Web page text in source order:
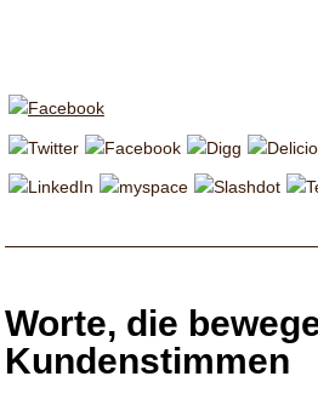
Worte, die
Kundenstimmen